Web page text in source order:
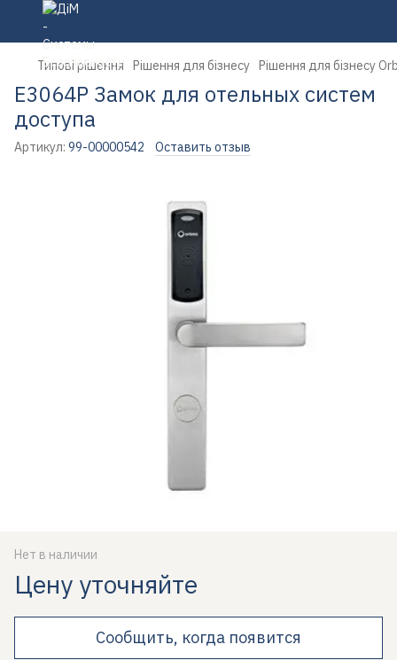
Типові рішення Рішення для бізнесу Рішення для бізнесу
E3064P Замок для отельных систем
доступа
Артикул: 99-00000542 Оставить отзыв
Нет в наличии
Цену уточняйте
Сообщить, когда появится